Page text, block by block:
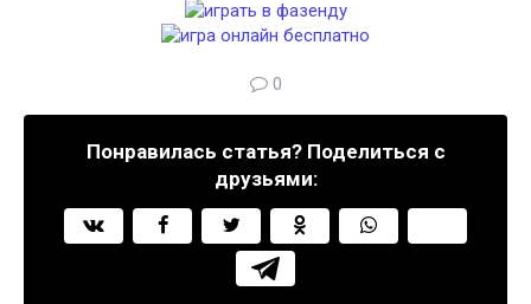
0
Понравилась статья? Поделиться с
друзьями: